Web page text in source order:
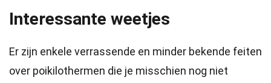
Interessante weetjes
Er zijn enkele verrassende en minder bekende feiten
over poikilothermen die je misschien nog niet